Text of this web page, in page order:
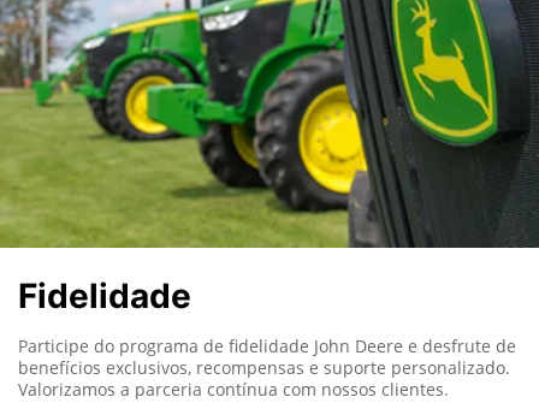
Fidelidade
Participe do programa de fidelidade John Deere e desfrute de
benefícios exclusivos, recompensas e suporte personalizado.
Valorizamos a parceria contínua com nossos clientes.